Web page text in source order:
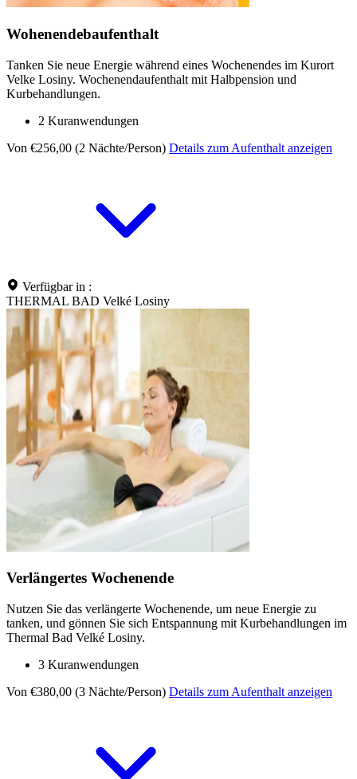
Wohenendebaufenthalt
Tanken Sie neue Energie während eines Wochenendes im Kurort
Velke Losiny. Wochenendaufenthalt mit Halbpension und
Kurbehandlungen.
2 Kuranwendungen
Von €256,00 (2 Nächte/Person) Details zum Aufenthalt anzeigen
Verfügbar in :
THERMAL BAD Velké Losiny
Verlängertes Wochenende
Nutzen Sie das verlängerte Wochenende, um neue Energie zu
tanken, und gönnen Sie sich Entspannung mit Kurbehandlungen im
Thermal Bad Velké Losiny.
3 Kuranwendungen
Von €380,00 (3 Nächte/Person) Details zum Aufenthalt anzeigen